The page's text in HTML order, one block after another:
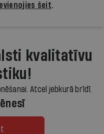
šeit.
kvalitatīvu
Atcel jebkurā brīdī.